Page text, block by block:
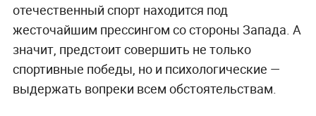
отечественный спорт находится под
жесточайшим прессингом со стороны Запада. А
значит, предстоит совершить не только
спортивные победы, но и психологические —
выдержать вопреки всем обстоятельствам.